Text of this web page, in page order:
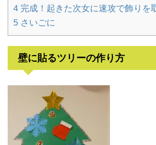
4 完成！起きた次女に速攻で飾りを
5 さいごに
壁に貼るツリーの作り方